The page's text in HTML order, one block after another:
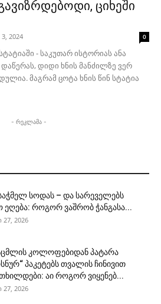
ციხეში
2024 0
- საკუთარ ისტორიას ანა
დიდი ხნის მანძილზე ვერ
მაგრამ ცოტა ხნის წინ სტატია
- რეკლამა -
სოდას – და სარეველებს
როგორ ვაშრობ ჭანგასა...
2026
კოლოფებიდან პატარა
პაკეტებს თვალის ჩინივით
აი როგორ ვიყენებ...
2026